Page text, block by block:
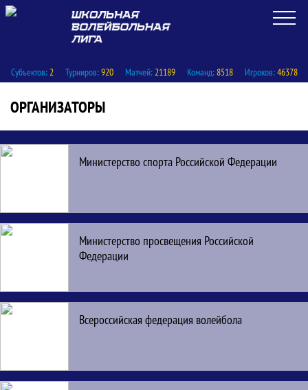
Субъектов:2 Турниров:920 Матчей:21189 Команд:8518 Игроков:46378
ОРГАНИЗАТОРЫ
ОрганизаторыМинистерство спорта Российской Федерации
Министерство просвещения Российской
Федерации
Всероссийская федерация волейбола